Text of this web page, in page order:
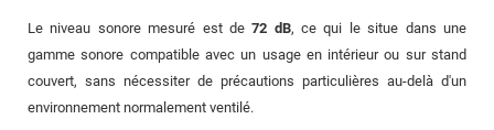
Le niveau sonore mesuré est de72 dB, ce qui le situe dans une
gamme sonore compatible avec un usage en intérieur ou sur stand
couvert, sans nécessiter de précautions particulières au-delà d'un
environnement normalement ventilé.